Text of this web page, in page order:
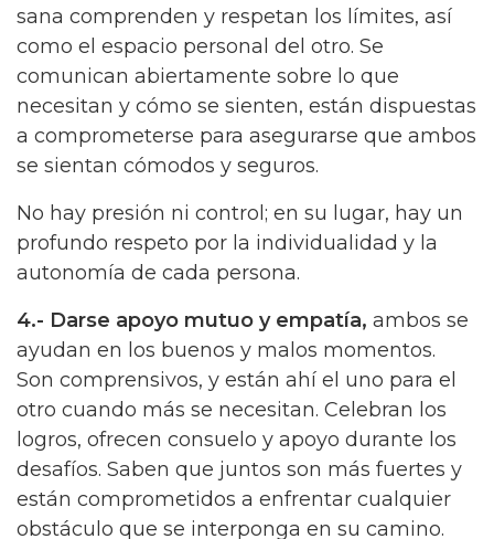
sana comprenden y respetan los límites, así
como el espacio personal del otro. Se
comunican abiertamente sobre lo que
necesitan y cómo se sienten, están dispuestas
a comprometerse para asegurarse que ambos
se sientan cómodos y seguros.
No hay presión ni control; en su lugar, hay un
profundo respeto por la individualidad y la
autonomía de cada persona.
4.- Darse apoyo mutuo y empatía, ambos se
ayudan en los buenos y malos momentos.
Son comprensivos, y están ahí el uno para el
otro cuando más se necesitan. Celebran los
logros, ofrecen consuelo y apoyo durante los
desafíos. Saben que juntos son más fuertes y
están comprometidos a enfrentar cualquier
obstáculo que se interponga en su camino.